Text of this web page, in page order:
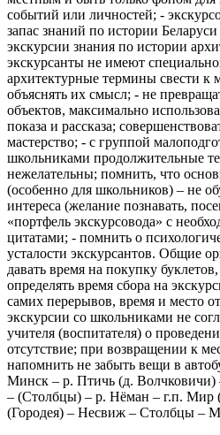
событий или личностей; -
запас знаний по истории
экскурсии знания по истории
экскурсанты не имеют
архитектурные термины свести к
объяснять их смысл; - не
объектов, максимально
показа и рассказа;
мастерство; - с группой
школьниками продолжительные
нежелательны; помнить, что
(особенно для школьников) – не
интереса (желание познавать,
«портфель экскурсовода» с
цитатами; - помнить о
усталости экскурсантов. Общие
давать время на покупку
определять время сбора на
самих перерывов, время и место
экскурсии со школьниками не
учителя (воспитателя) о
отсутствие; при возвращении к
напомнить не забыть вещи в
Минск – р. Птичь (д. Волчковичи)
– (Столбцы) – р. Нёман – г.п. Мир
(Городея) – Несвиж – Столбцы –